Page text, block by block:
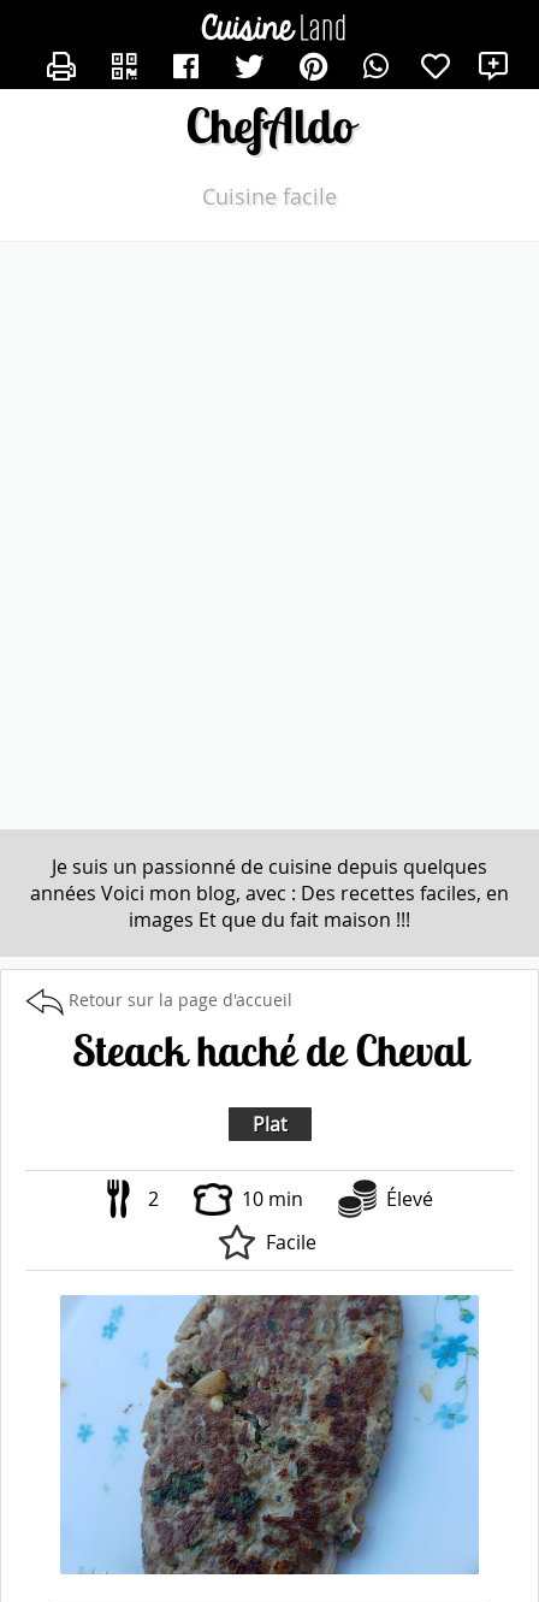
ChefAldo
Cuisine facile
Je suis un passionné de cuisine depuis quelques
années Voici mon blog, avec : Des recettes faciles, en
images Et que du fait maison !!!
Retour sur la page d'accueil
Steack haché de Cheval
Plat
2 10 min
Élevé
Facile
CONTACTER CHEFALDO